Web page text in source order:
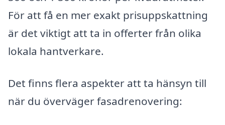
För att få en mer exakt prisuppskattning
är det viktigt att ta in offerter från olika
lokala hantverkare.
Det finns flera aspekter att ta hänsyn till
när du överväger fasadrenovering: